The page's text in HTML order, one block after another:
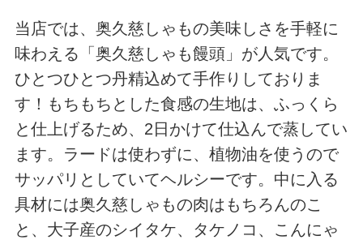
当店では、奥久慈しゃもの美味しさを手軽に
味わえる「奥久慈しゃも饅頭」が人気です。
ひとつひとつ丹精込めて手作りしておりま
す！もちもちとした食感の生地は、ふっくら
と仕上げるため、2日かけて仕込んで蒸してい
ます。ラードは使わずに、植物油を使うので
サッパリとしていてヘルシーです。中に入る
具材には奥久慈しゃもの肉はもちろんのこ
と、大子産のシイタケ、タケノコ、こんにゃ